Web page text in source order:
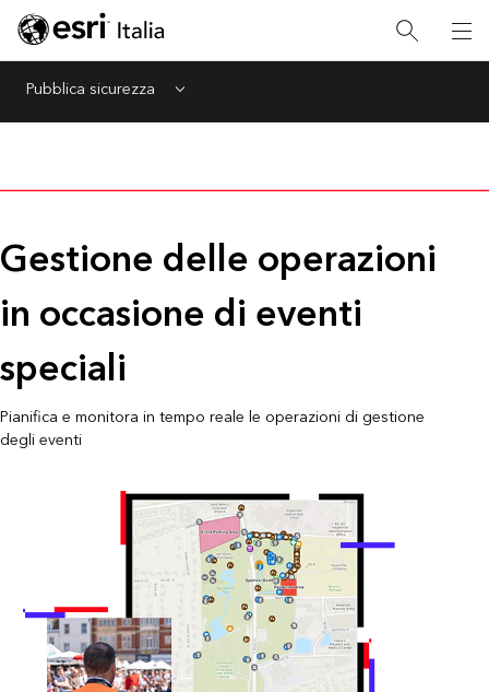
Pubblica sicurezza Menu
Gestione delle operazioni
in occasione di eventi
speciali
Pianifica e monitora in tempo reale le operazioni di gestione
degli eventi